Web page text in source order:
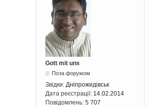
Gott mit uns
Поза форумом
Звідки: Дніпрожидівськ
Дата реєстрації: 14.02.2014
Повідомлень: 5 707